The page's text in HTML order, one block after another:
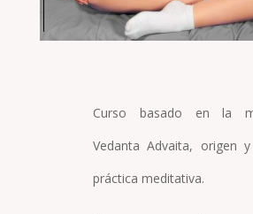
Curso basado en la
Vedanta Advaita, origen
práctica meditativa.